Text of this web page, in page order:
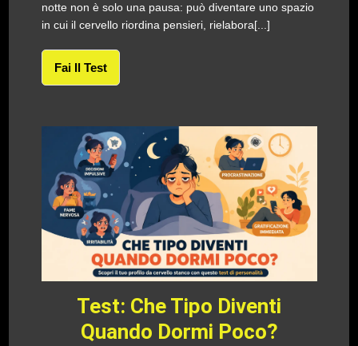
notte non è solo una pausa: può diventare uno spazio
in cui il cervello riordina pensieri, rielabora[...]
Fai Il Test
Test: Che Tipo Diventi
Quando Dormi Poco?